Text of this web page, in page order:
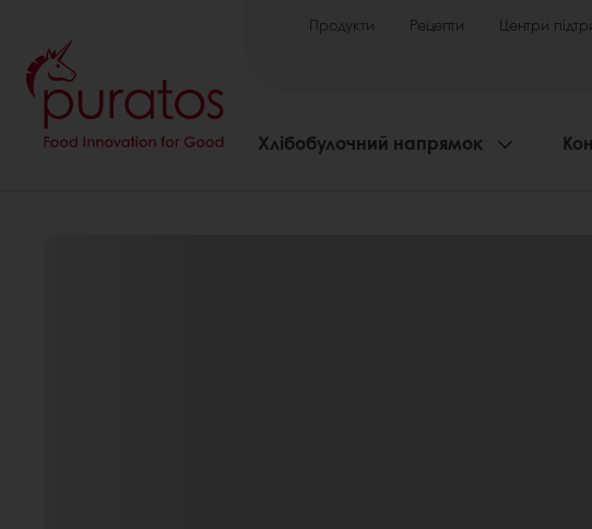
Продукти Рецепти Центри
Хлібобулочний напрямок